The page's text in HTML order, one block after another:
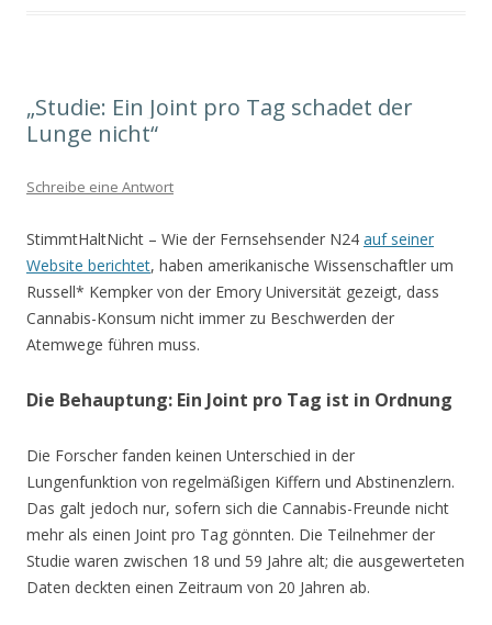
„Studie: Ein Joint pro Tag schadet der
Lunge nicht“
Schreibe eine Antwort
StimmtHaltNicht – Wie der Fernsehsender N24 auf seiner
Website berichtet, haben amerikanische Wissenschaftler um
Russell* Kempker von der Emory Universität gezeigt, dass
Cannabis-Konsum nicht immer zu Beschwerden der
Atemwege führen muss.
Die Behauptung: Ein Joint pro Tag ist in Ordnung
Die Forscher fanden keinen Unterschied in der
Lungenfunktion von regelmäßigen Kiffern und Abstinenzlern.
Das galt jedoch nur, sofern sich die Cannabis-Freunde nicht
mehr als einen Joint pro Tag gönnten. Die Teilnehmer der
Studie waren zwischen 18 und 59 Jahre alt; die ausgewerteten
Daten deckten einen Zeitraum von 20 Jahren ab.